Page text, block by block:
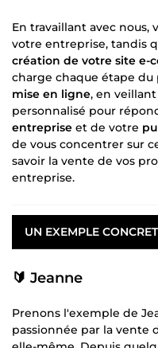
En travaillant avec nous,
votre entreprise, tandis
création de votre site e-
charge chaque étape du
mise en ligne, en
personnalisé pour
entreprise et de votre
de vous concentrer sur
savoir la vente de vos
entreprise.
UN EXEMPLE
🔰 Jeanne
Prenons l'exemple de
passionnée par la vente